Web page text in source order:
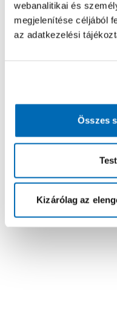
webanalitikai és
megjelenítése céljából
az adatkezelési
Összes
Kizárólag az